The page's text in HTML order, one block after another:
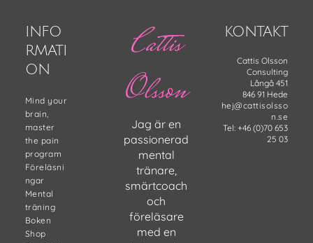
INFO
RMATI
ON
Mind your
brain,
master
the pain
program
Föreläsni
ngar
Mental
träning
Boken
Shop
Cattis
Olsson
Jag är en
passionerad
mental
tränare,
smärtcoach
och
föreläsare
med en
KONTAKT
Cattis Olsson
Consulting
Långå 451
846 91 Hede
hej@cattisolsso
n.se
Tel: +46 (0)70 653
25 03